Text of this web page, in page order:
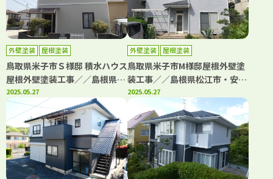
外壁塗装 屋根塗装
鳥取県米子市Ｓ様邸 積水ハウス
屋根外壁塗装工事／／島根県松
江市・安来市・出雲市・大田
市・雲南市 鳥取県米子市・境
港市の「きじま塗装」
2025.05.27
外壁塗装 屋根塗装
鳥取県米子市M様邸屋根外壁塗
装工事／／島根県松江市・安来
市・出雲市・大田市・雲南市
鳥取県米子市・境港市の「きじ
ま塗装」
2025.05.27